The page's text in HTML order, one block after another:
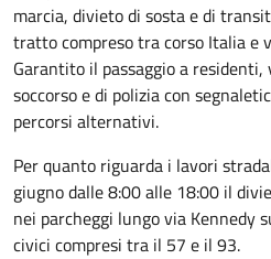
marcia, divieto di sosta e di
tratto compreso tra corso Italia e
Garantito il passaggio a residenti,
soccorso e di polizia con
percorsi alternativi.
Per quanto riguarda i lavori
giugno dalle 8:00 alle 18:00 il
nei parcheggi lungo via Kennedy
civici compresi tra il 57 e il 93.